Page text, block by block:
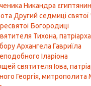
Никандра
Другий седмиці
Богородиці
Тихона, патріарха
Архангела Гавриїла
Іларіона
святителя Іова,
Георгія, митрополита